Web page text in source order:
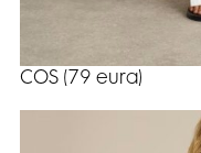
COS (79 eura)